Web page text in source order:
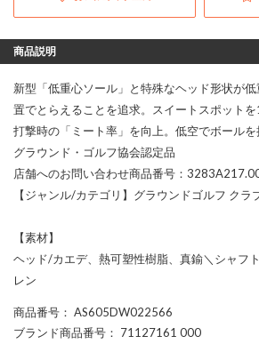
商品説明
新型「低重心ソール」と特殊なヘッド形状が
置でとらえることを追求。スイートスポット
打撃時の「ミート率」を向上。低空でボール
グラウンド・ゴルフ協会認定品
店舗へのお問い合わせ商品番号：
【ジャンル/カテゴリ】グラウンドゴルフ クラ
【素材】
ヘッド/カエデ、熱可塑性樹脂、真鍮＼シャフ
レン
商品番号 ： AS605DW022566
ブランド商品番号 ： 71127161 000